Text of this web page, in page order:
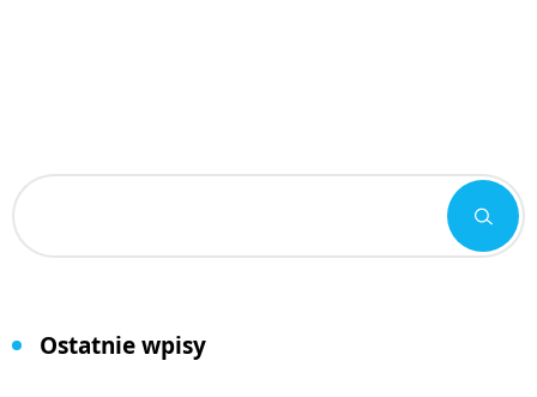
Ostatnie wpisy